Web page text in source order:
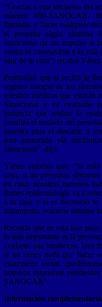
“Gracias a esta iniciativa del
número 800-SANOCAR,
llamadas y hacer cualquier
si presenta algún síntoma
situacional da un impulso a
contra el coronavirus y lo más
salir de tu casa”, recalcó Yánez.
Puntualizó que al recibir la
registro integral de los
nuestros médicos que estarán
Situacional y es evaluado
instancia que realiza la
canaliza el traslado del
muestra para el descarte o
será asesorado vía
situacional”, dijo.
Yánez enfatizó que, “lo más
casa, si no presentas
en casa, nosotros haremos
llames epidemiología va a
a tu casa y si es necesario
tratamiento, nosotros mismos
Recordó que en esta fase
lo más importante es la
cuidarte, usa tapabocas, lava
si no tienes nada que hacer
cuarentena social,
nosotros estaremos
SANOCAR”.
Información